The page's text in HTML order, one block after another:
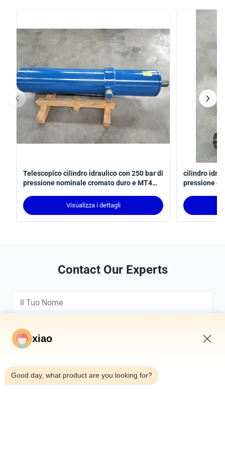
Telescopico cilindro idraulico con 250 bar di
pressione nominale cromato duro e MT4
Visualizza i dettagli
cilindro
pressione di
conforme
Contact Our Experts
*
xiao
Good day, what product are you looking for?